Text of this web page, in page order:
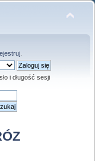
.
i długość sesji